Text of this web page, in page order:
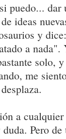
puedo...
ideas
y
a
solo,
me
a
Pero de